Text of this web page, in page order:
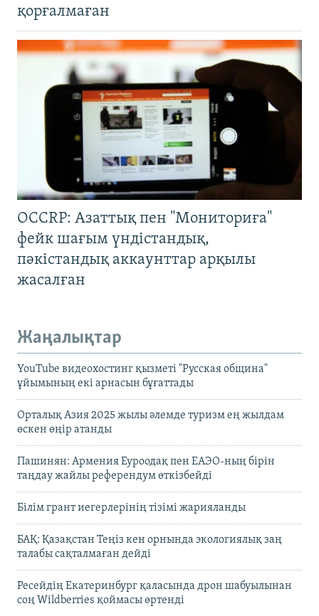
қорғалмаған
OCCRP: Азаттық пен "Мониториға"
фейк шағым үндістандық,
пәкістандық аккаунттар арқылы
жасалған
Жаңалықтар
YouTube видеохостинг қызметі "Русская община"
ұйымының екі арнасын бұғаттады
Орталық Азия 2025 жылы әлемде туризм ең жылдам
өскен өңір атанды
Пашинян: Армения Еуроодақ пен ЕАЭО-ның бірін
таңдау жайлы референдум өткізбейді
Білім грант иегерлерінің тізімі жарияланды
БАҚ: Қазақстан Теңіз кен орнында экологиялық заң
талабы сақталмаған дейді
Ресейдің Екатеринбург қаласында дрон шабуылынан
соң Wildberries қоймасы өртенді